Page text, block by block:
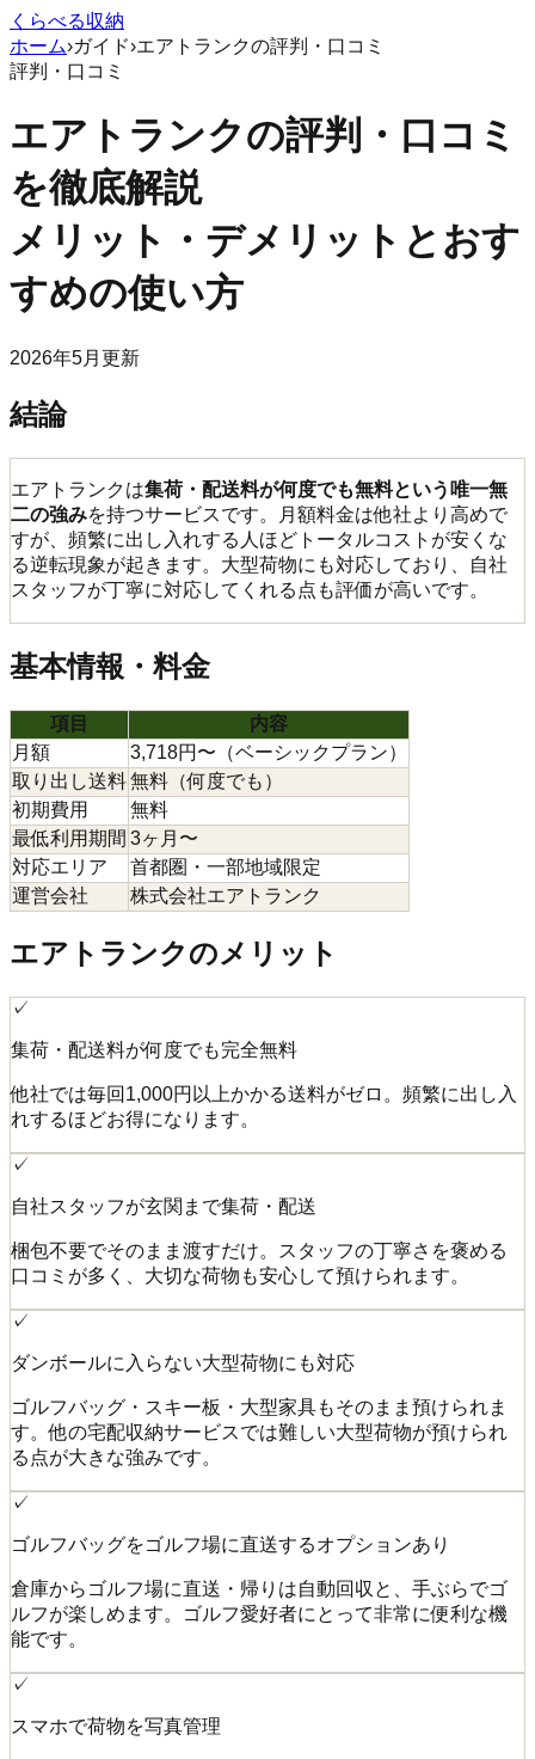
くらべる収納
ホーム›ガイド›エアトランクの評判・口コミ
評判・口コミ
エアトランクの評判・口コミ
を徹底解説
メリット・デメリットとおす
すめの使い方
2026年5月更新
結論
エアトランクは集荷・配送料が何度でも無料という唯一無
二の強みを持つサービスです。月額料金は他社より高めで
すが、頻繁に出し入れする人ほどトータルコストが安くな
る逆転現象が起きます。大型荷物にも対応しており、自社
スタッフが丁寧に対応してくれる点も評価が高いです。
基本情報・料金
項目
内容
月額
3,718円〜（ベーシックプラン）
取り出し送料無料（何度でも）
初期費用
無料
最低利用期間 3ヶ月〜
対応エリア
首都圏・一部地域限定
運営会社
株式会社エアトランク
エアトランクのメリット
✓
集荷・配送料が何度でも完全無料
他社では毎回1,000円以上かかる送料がゼロ。頻繁に出し入
れするほどお得になります。
✓
自社スタッフが玄関まで集荷・配送
梱包不要でそのまま渡すだけ。スタッフの丁寧さを褒める
口コミが多く、大切な荷物も安心して預けられます。
✓
ダンボールに入らない大型荷物にも対応
ゴルフバッグ・スキー板・大型家具もそのまま預けられま
す。他の宅配収納サービスでは難しい大型荷物が預けられ
る点が大きな強みです。
✓
ゴルフバッグをゴルフ場に直送するオプションあり
倉庫からゴルフ場に直送・帰りは自動回収と、手ぶらでゴ
ルフが楽しめます。ゴルフ愛好者にとって非常に便利な機
能です。
✓
スマホで荷物を写真管理